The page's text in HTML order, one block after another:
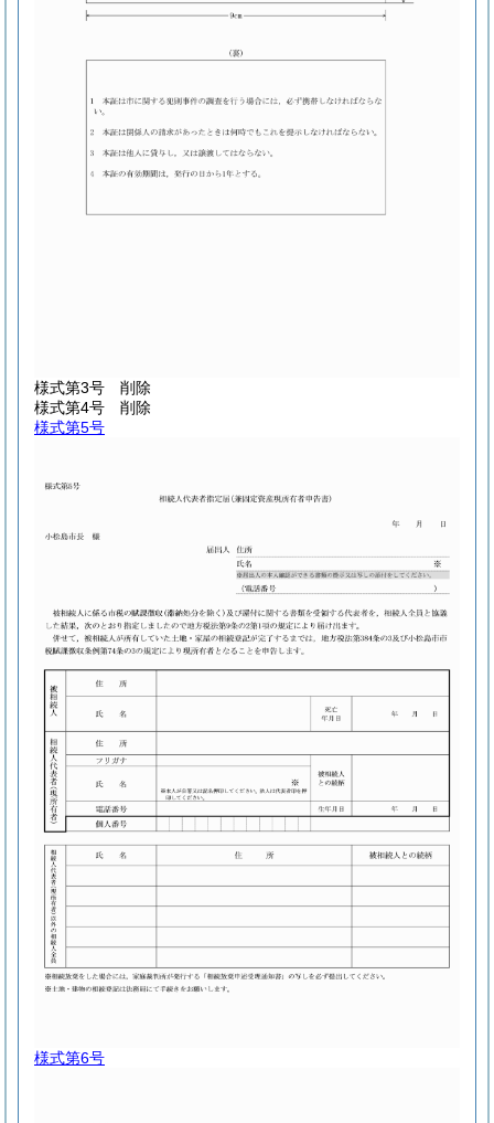
様式第3号 削除
様式第4号 削除
様式第5号
様式第6号